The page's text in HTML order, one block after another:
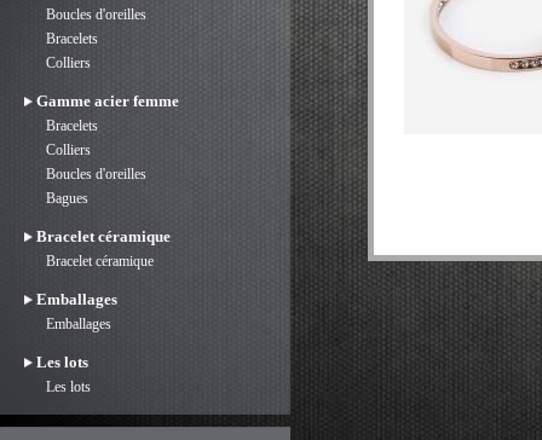
Boucles d'oreilles
Bracelets
Colliers
Gamme acier femme
Bracelets
Colliers
Boucles d'oreilles
Bagues
Bracelet céramique
Bracelet céramique
Emballages
Emballages
Les lots
Les lots